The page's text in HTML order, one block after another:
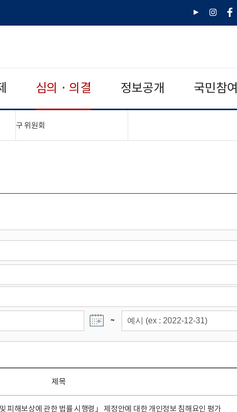
유
인
페
심의 · 의결 정보공개 국민참여
구 위원회
~
제목
피해보상에 관한 법률 시행령」 제정안에 대한 개인정보 침해요인 평가